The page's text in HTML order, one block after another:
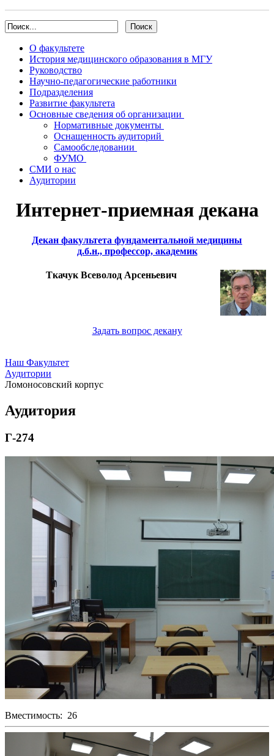
О факультете
История медицинского образования в МГУ
Руководство
Научно-педагогические работники
Подразделения
Развитие факультета
Основные сведения об организации
Нормативные документы
Оснащенность аудиторий
Cамообследовании
ФУМО
СМИ о нас
Аудитории
Интернет-приемная декана
Декан факультета фундаментальной медицины
д.б.н., профессор, академик
Ткачук Всеволод Арсеньевич
Задать вопрос декану
Наш Факультет
Аудитории
Ломоносовский корпус
Аудитория
Г-274
Вместимость: 26